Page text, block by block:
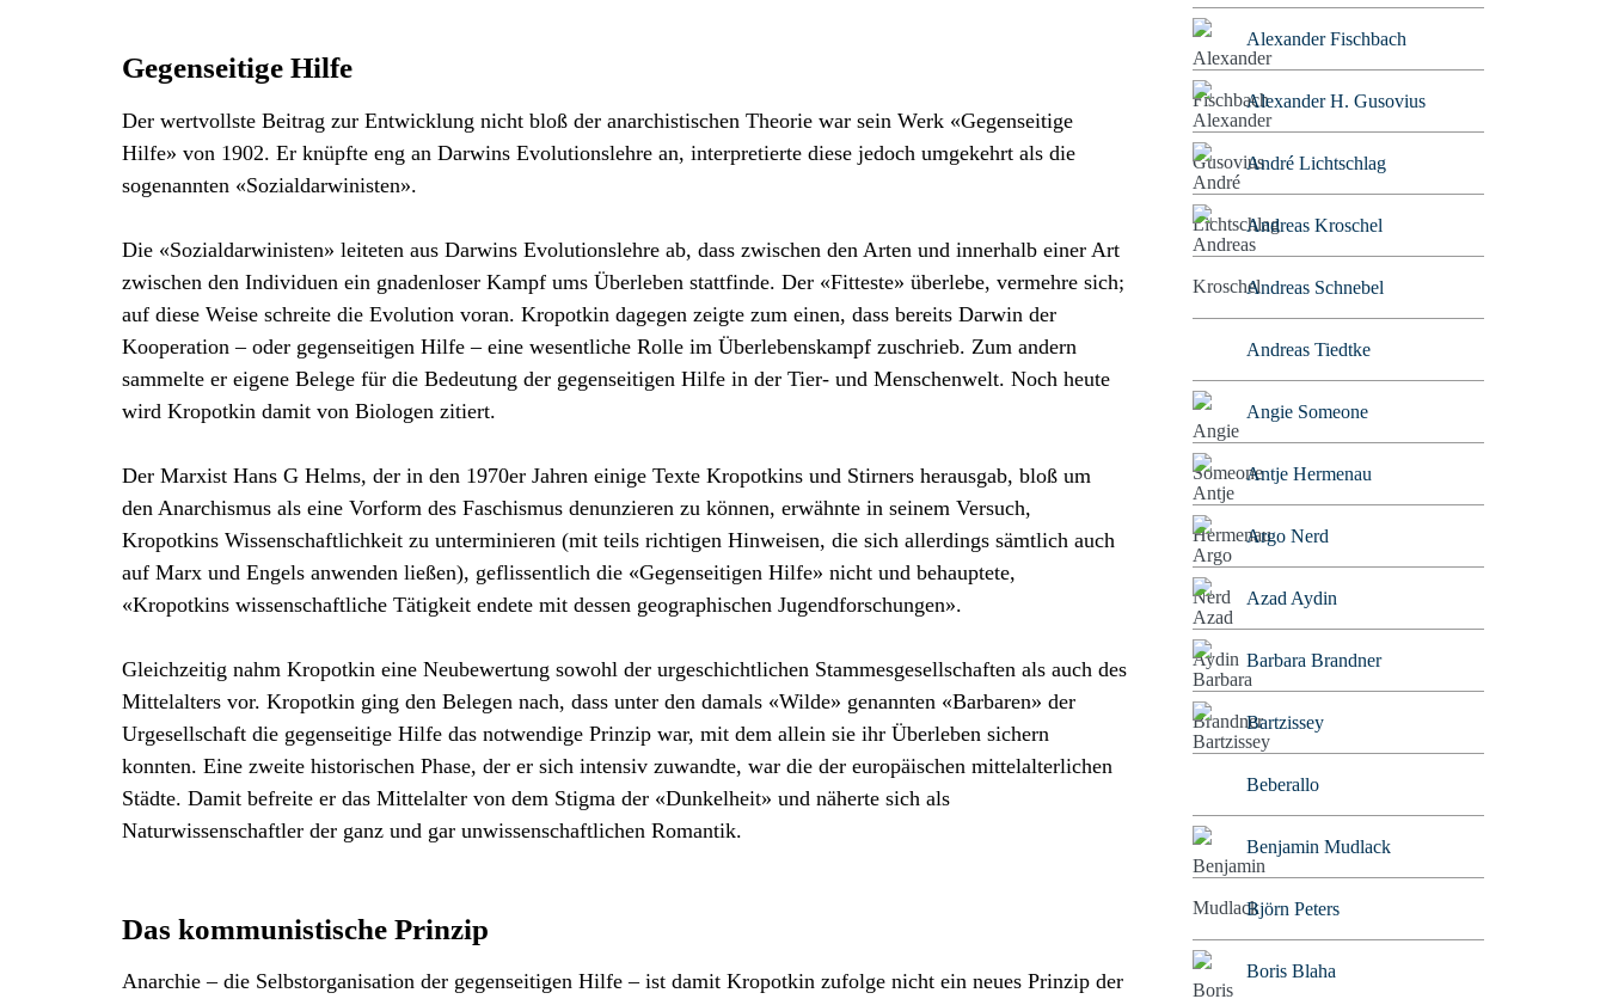
Gegenseitige Hilfe
Der wertvollste Beitrag zur Entwicklung nicht bloß der anarchistischen Theorie war sein Werk «Gegenseitige
Hilfe» von 1902. Er knüpfte eng an Darwins Evolutionslehre an, interpretierte diese jedoch umgekehrt als die
sogenannten «Sozialdarwinisten».
Die «Sozialdarwinisten» leiteten aus Darwins Evolutionslehre ab, dass zwischen den Arten und innerhalb einer Art
zwischen den Individuen ein gnadenloser Kampf ums Überleben stattfinde. Der «Fitteste» überlebe, vermehre sich;
auf diese Weise schreite die Evolution voran. Kropotkin dagegen zeigte zum einen, dass bereits Darwin der
Kooperation – oder gegenseitigen Hilfe – eine wesentliche Rolle im Überlebenskampf zuschrieb. Zum andern
sammelte er eigene Belege für die Bedeutung der gegenseitigen Hilfe in der Tier- und Menschenwelt. Noch heute
wird Kropotkin damit von Biologen zitiert.
Der Marxist Hans G Helms, der in den 1970er Jahren einige Texte Kropotkins und Stirners herausgab, bloß um
den Anarchismus als eine Vorform des Faschismus denunzieren zu können, erwähnte in seinem Versuch,
Kropotkins Wissenschaftlichkeit zu unterminieren (mit teils richtigen Hinweisen, die sich allerdings sämtlich auch
auf Marx und Engels anwenden ließen), geflissentlich die «Gegenseitigen Hilfe» nicht und behauptete,
«Kropotkins wissenschaftliche Tätigkeit endete mit dessen geographischen Jugendforschungen».
Gleichzeitig nahm Kropotkin eine Neubewertung sowohl der urgeschichtlichen Stammesgesellschaften als auch des
Mittelalters vor. Kropotkin ging den Belegen nach, dass unter den damals «Wilde» genannten «Barbaren» der
Urgesellschaft die gegenseitige Hilfe das notwendige Prinzip war, mit dem allein sie ihr Überleben sichern
konnten. Eine zweite historischen Phase, der er sich intensiv zuwandte, war die der europäischen mittelalterlichen
Städte. Damit befreite er das Mittelalter von dem Stigma der «Dunkelheit» und näherte sich als
Naturwissenschaftler der ganz und gar unwissenschaftlichen Romantik.
Das kommunistische Prinzip
Anarchie – die Selbstorganisation der gegenseitigen Hilfe – ist damit Kropotkin zufolge nicht ein neues Prinzip der
Alexander Fischbach
Alexander H. Gusovius
André Lichtschlag
Andreas Kroschel
Andreas Schnebel
Andreas Tiedtke
Angie Someone
Antje Hermenau
Argo Nerd
Azad Aydin
Barbara Brandner
Bartzissey
Beberallo
Benjamin Mudlack
Björn Peters
Boris Blaha